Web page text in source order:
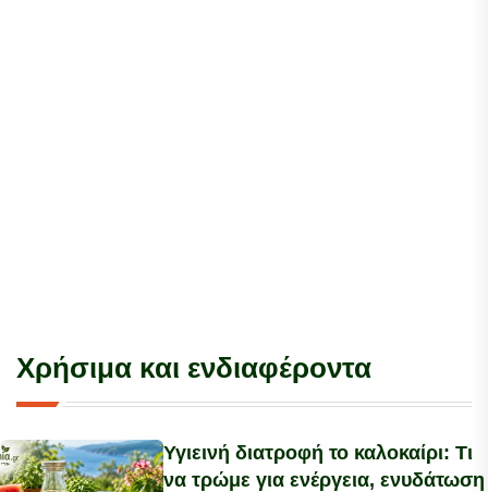
Χρήσιμα και ενδιαφέροντα
Υγιεινή διατροφή το καλοκαίρι: Τι
να τρώμε για ενέργεια, ενυδάτωση